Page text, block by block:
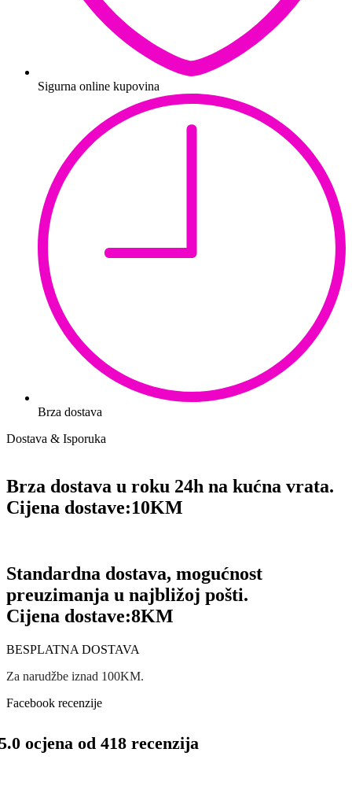
Sigurna online kupovina
Brza dostava
Dostava & Isporuka
Brza dostava u roku 24h na kućna vrata.
Cijena dostave:10KM
Standardna dostava, mogućnost
preuzimanja u najbližoj pošti.
Cijena dostave:8KM
BESPLATNA DOSTAVA
Za narudžbe iznad 100KM.
Facebook recenzije
ocjena od 418 recenzija